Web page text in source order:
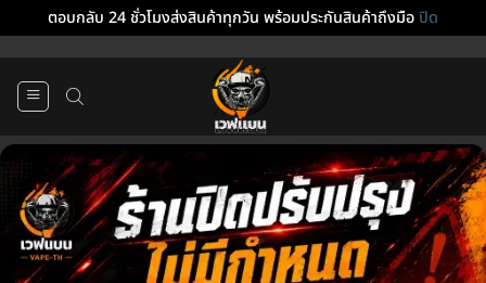
ตอบกลับ 24 ชั่วโมงส่งสินค้าทุกวัน พร้อมประกันสินค้าถึงมือปิด